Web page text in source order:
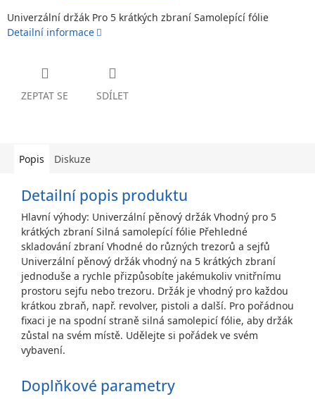
Univerzální držák Pro 5 krátkých zbraní Samolepící fólie
Detailní informace
ZEPTAT SE SDÍLET
Popis Diskuze
Detailní popis produktu
Hlavní výhody: Univerzální pěnový držák Vhodný pro 5
krátkých zbraní Silná samolepící fólie Přehledné
skladování zbraní Vhodné do různých trezorů a sejfů
Univerzální pěnový držák vhodný na 5 krátkých zbraní
jednoduše a rychle přizpůsobíte jakémukoliv vnitřnímu
prostoru sejfu nebo trezoru. Držák je vhodný pro každou
krátkou zbraň, např. revolver, pistoli a další. Pro pořádnou
fixaci je na spodní straně silná samolepicí fólie, aby držák
zůstal na svém místě. Udělejte si pořádek ve svém
vybavení.
Doplňkové parametry